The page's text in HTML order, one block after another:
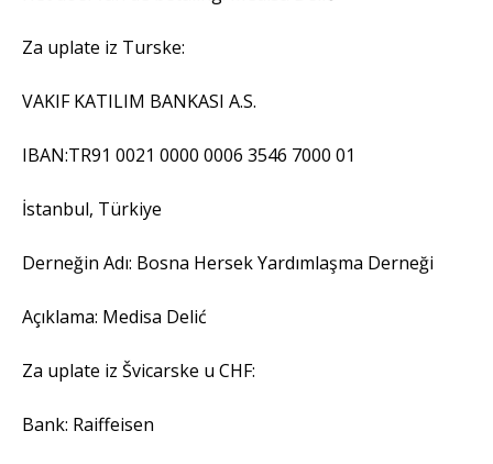
Za uplate iz Turske:
VAKIF KATILIM BANKASI A.S.
IBAN:TR91 0021 0000 0006 3546 7000 01
İstanbul, Türkiye
Derneğin Adı: Bosna Hersek Yardımlaşma Derneği
Açıklama: Medisa Delić
Za uplate iz Švicarske u CHF:
Bank: Raiffeisen